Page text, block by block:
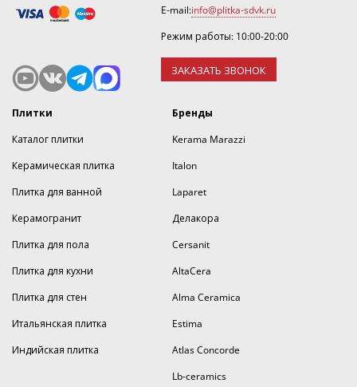
E-mail:info@plitka-sdvk.ru
Режим работы: 10:00-20:00
ЗАКАЗАТЬ ЗВОНОК
Плитки
Каталог плитки
Керамическая плитка
Плитка для ванной
Керамогранит
Плитка для пола
Плитка для кухни
Плитка для стен
Итальянская плитка
Индийская плитка
Бренды
Kerama Marazzi
Italon
Laparet
Делакора
Cersanit
AltaCera
Alma Ceramica
Estima
Atlas Concorde
Lb-ceramics